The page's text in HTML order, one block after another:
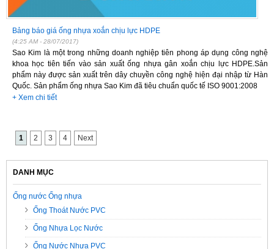
Bảng báo giá ống nhựa xoắn chịu lực HDPE
(4:25 AM - 28/07/2017)
Sao Kim là một trong những doanh nghiệp tiên phong áp dụng công nghệ
khoa học tiên tiến vào sản xuất ống nhựa gân xoắn chịu lực HDPE.Sản
phẩm này được sản xuất trên dây chuyền công nghệ hiện đại nhập từ Hàn
Quốc. Sản phẩm ống nhựa Sao Kim đã tiêu chuẩn quốc tế ISO 9001:2008
+ Xem chi tiết
1 2 3 4 Next
DANH MỤC
Ống nước Ống nhựa
Ống Thoát Nước PVC
Ống Nhựa Lọc Nước
Ống Nước Nhựa PVC